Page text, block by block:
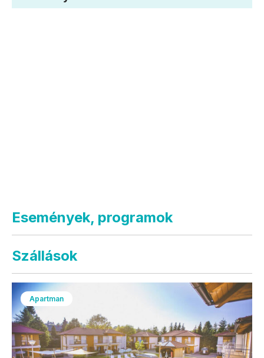
Események, programok
Szállások
Apartman